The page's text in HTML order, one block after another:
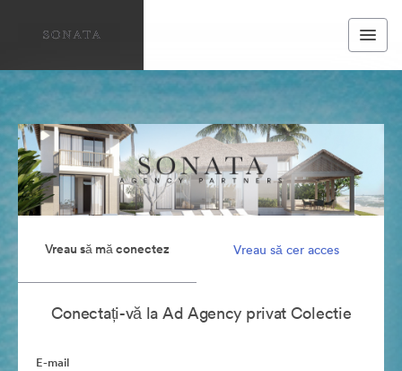
Vreau să mă conectez Vreau să cer acces
Conectați-vă la Ad Agency privat Colectie
E-mail